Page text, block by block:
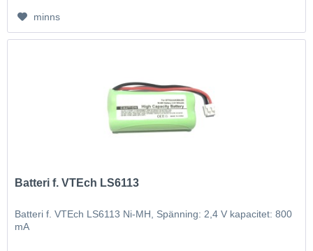
minns
Batteri f. VTEch LS6113
Batteri f. VTEch LS6113 Ni-MH, Spänning: 2,4 V kapacitet: 800
mA